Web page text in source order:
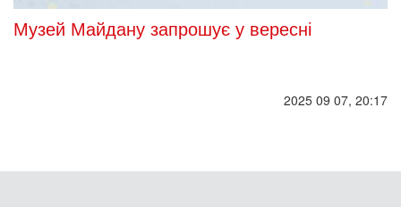
Музей Майдану запрошує у вересні
2025 09 07, 20:17